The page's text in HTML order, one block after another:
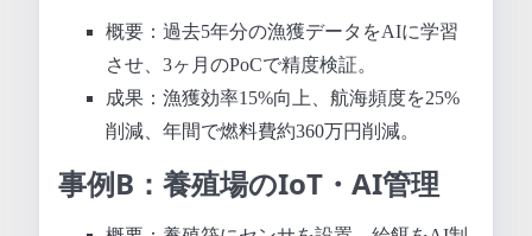
概要：過去5年分の漁獲データをAIに学習
させ、3ヶ月のPoCで精度検証。
成果：漁獲効率15%向上、航海頻度を25%
削減、年間で燃料費約360万円削減。
事例B：養殖場のIoT・AI管理